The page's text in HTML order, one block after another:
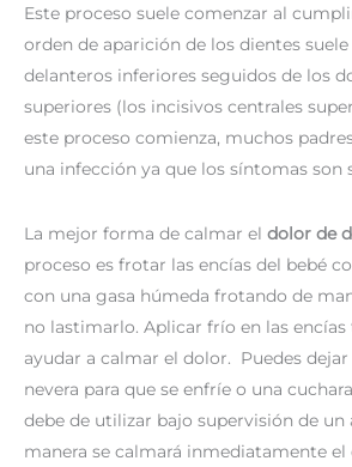
Este proceso suele comenzar al
orden de aparición de los dientes
delanteros inferiores seguidos de los
superiores (los incisivos centrales
este proceso comienza, muchos
una infección ya que los síntomas son
La mejor forma de calmar el dolor de
proceso es frotar las encías del bebé
con una gasa húmeda frotando de
no lastimarlo. Aplicar frío en las
ayudar a calmar el dolor. Puedes
nevera para que se enfríe o una
debe de utilizar bajo supervisión de un
manera se calmará inmediatamente el